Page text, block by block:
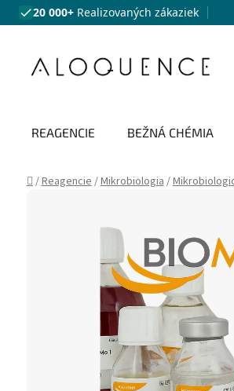
Prejsť na obsah
20 000+ Realizovaných zákaziek
REAGENCIE BEŽNÁ CHÉMIA
Domov
/Reagencie /Mikrobiologia /